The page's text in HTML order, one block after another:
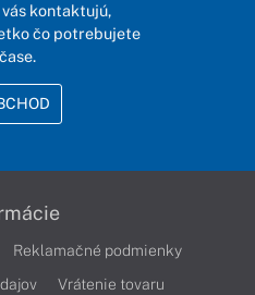
kontaktujú,
čo potrebujete
Reklamačné podmienky
Vrátenie tovaru